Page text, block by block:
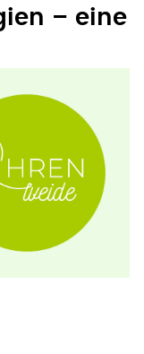
– eine